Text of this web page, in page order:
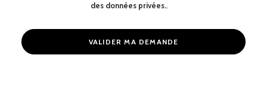
des données privées..